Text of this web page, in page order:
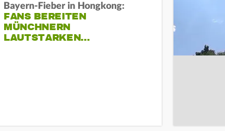
Bayern-Fieber in Hongkong:
FANS BEREITEN
MÜNCHNERN
LAUTSTARKEN…